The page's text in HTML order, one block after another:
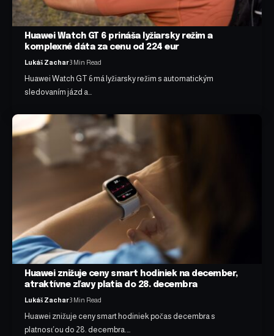
Huawei Watch GT 6 prináša lyžiarsky režim a
komplexné dáta za cenu od 224 eur
Lukáš Zachar3 Min Read
Huawei Watch GT 6 má lyžiarsky režim s automatickým
sledovaním jázd a…
Huawei znižuje ceny smart hodiniek na december,
atraktívne zľavy platia do 28. decembra
Lukáš Zachar3 Min Read
Huawei znižuje ceny smart hodiniek počas decembra s
platnosťou do 28. decembra.…